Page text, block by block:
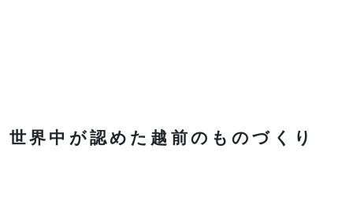
世界中が認めた越前のものづくり